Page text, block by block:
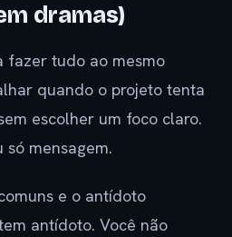
dramas)
fazer tudo ao mesmo
quando o projeto tenta
escolher um foco claro.
só mensagem.
e o antídoto
antídoto. Você não